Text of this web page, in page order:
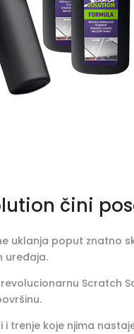
čini
uklanja poput znatno
uređaja.
Scratch
i trenje koje njima